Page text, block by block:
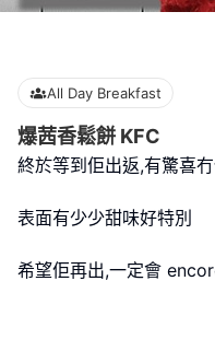
All Day Breakfast
爆茜香鬆餅 KFC
終於等到佢出返,有驚喜
表面有少少甜味好特別
希望佢再出,一定會